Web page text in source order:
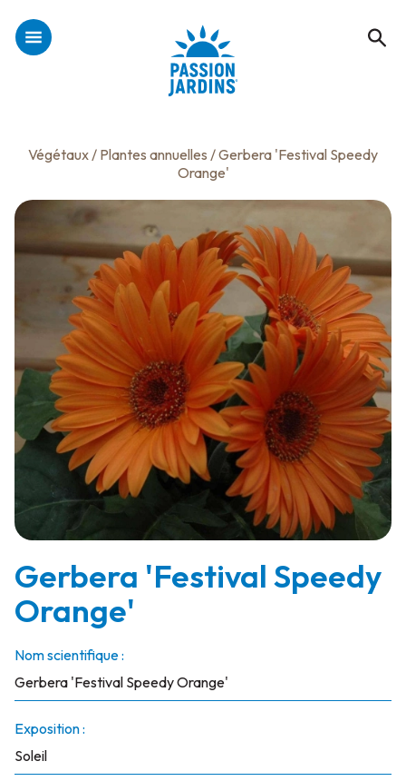
Végétaux/ Plantes annuelles / Gerbera 'Festival Speedy
Orange'
Gerbera 'Festival Speedy
Orange'
Nom scientifique :
Gerbera 'Festival Speedy Orange'
Exposition :
Soleil